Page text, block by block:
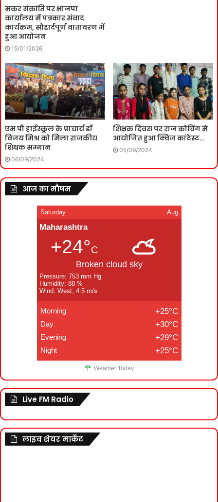
मकर संक्रांति पर भाजपा
कार्यालय में पत्रकार संवाद
कार्यक्रम, सौहार्दपूर्ण वातावरण में
हुआ आयोजन
15/01/2026
एम पी हाईस्कूल के प्राचार्य डाॅ
विजय मिश्र को मिला राजकीय
शिक्षक सम्मान
06/09/2024
शिक्षक दिवस पर राज कोचिंग मे
आयोजित हुआ क्विज कांटेस्ट…
05/09/2024
आज का मौषम
Saturday Aug
Maharashtra
+24°C
Broken cloud sky
Pressure: 753 mm Hg
Humidity: 88 %
Wind: West, 4.5 m/s
Morning +25°C
Day +30°C
Evening +29°C
Night +25°C
Weather Today
Live FM Radio
लाइव शेयर मार्केट